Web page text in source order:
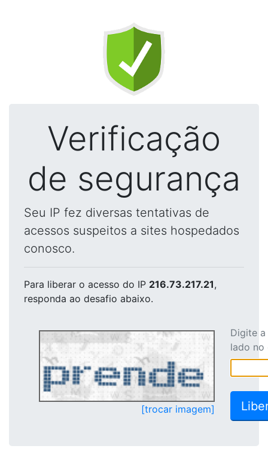
Verificação
de segurança
Seu IP fez diversas tentativas de
acessos suspeitos a sites hospedados
conosco.
Para liberar o acesso do IP 216.73.217.21,
responda ao desafio abaixo.
[trocar imagem]
Digite
lado no